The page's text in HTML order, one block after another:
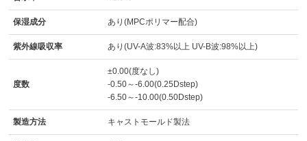
保湿成分 あり(MPCポリマー配合)
紫外線吸収率 あり(UV-A波:83%以上 UV-B波:98%以上)
度数
±0.00(度なし)
-0.50～-6.00(0.25Dstep)
-6.50～-10.00(0.50Dstep)
製造方法 キャストモールド製法